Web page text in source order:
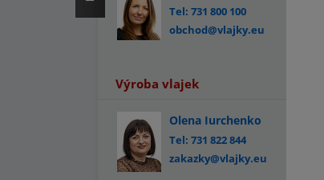
Tel: 731 800 100
obchod@vlajky.eu
Výroba vlajek
Olena Iurchenko
Tel: 731 822 844
zakazky@vlajky.eu